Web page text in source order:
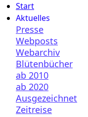
Start
Aktuelles
Presse
Webposts
Webarchiv
Blütenbücher
ab 2010
ab 2020
Ausgezeichnet
Zeitreise